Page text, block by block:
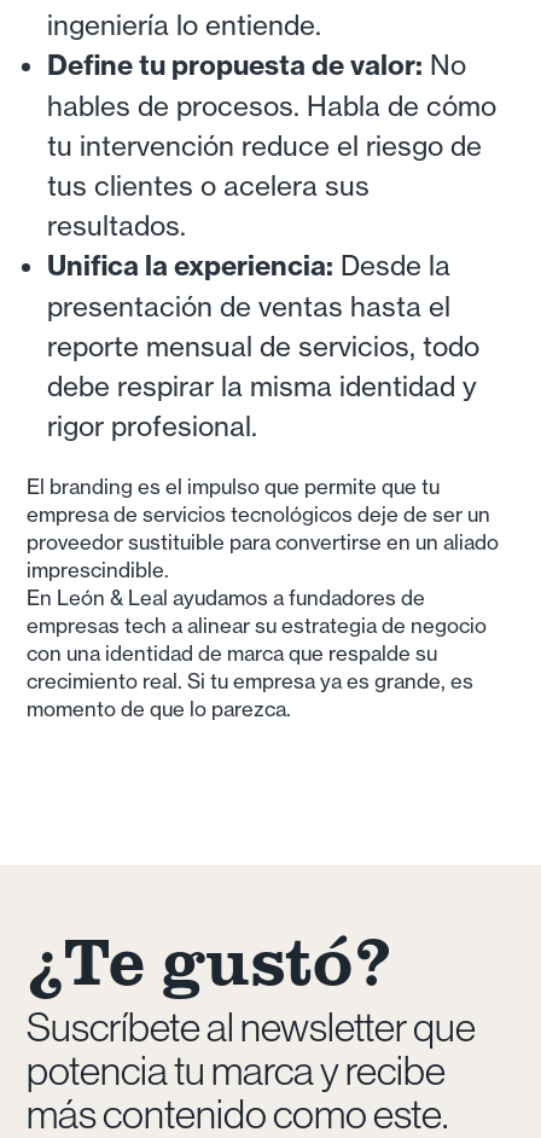
ingeniería lo entiende.
Define tu propuesta de valor: No
hables de procesos. Habla de cómo
tu intervención reduce el riesgo de
tus clientes o acelera sus
resultados.
Unifica la experiencia: Desde la
presentación de ventas hasta el
reporte mensual de servicios, todo
debe respirar la misma identidad y
rigor profesional.
El branding es el impulso que permite que tu
empresa de servicios tecnológicos deje de ser un
proveedor sustituible para convertirse en un aliado
imprescindible.
En León & Leal ayudamos a fundadores de
empresas tech a alinear su estrategia de negocio
con una identidad de marca que respalde su
crecimiento real. Si tu empresa ya es grande, es
momento de que lo parezca.
¿Te gustó?
Suscríbete al newsletter que
potencia tu marca y recibe
más contenido como este.